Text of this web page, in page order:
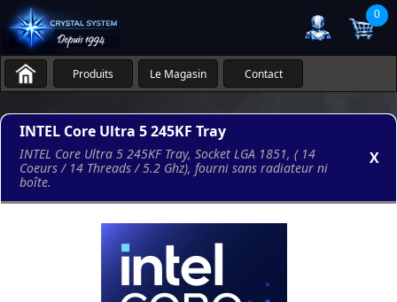
0
Produits Le Magasin Contact
INTEL Core Ultra 5 245KF Tray
INTEL Core Ultra 5 245KF Tray, Socket LGA 1851, ( 14
Coeurs / 14 Threads / 5.2 Ghz), fourni sans radiateur ni
boîte.
X